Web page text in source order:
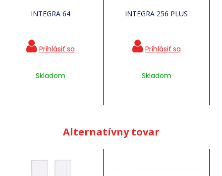
INTEGRA 64
Skladom
INTEGRA 256 PLUS
Skladom
Alternatívny tovar